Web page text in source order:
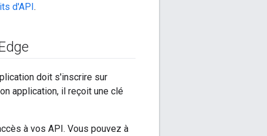
d'API.
doit s'inscrire sur
application, il reçoit une clé
à vos API. Vous pouvez à